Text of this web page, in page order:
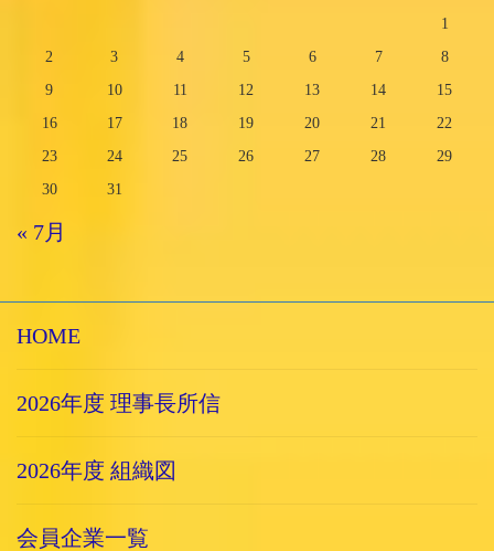
1
2
3 4 5 6 7
8
9
10 11 12 13 14
15
16
17 18 19 20 21
22
23
24 25 26 27 28
29
30
31
« 7月
HOME
2026年度 理事長所信
2026年度 組織図
会員企業一覧